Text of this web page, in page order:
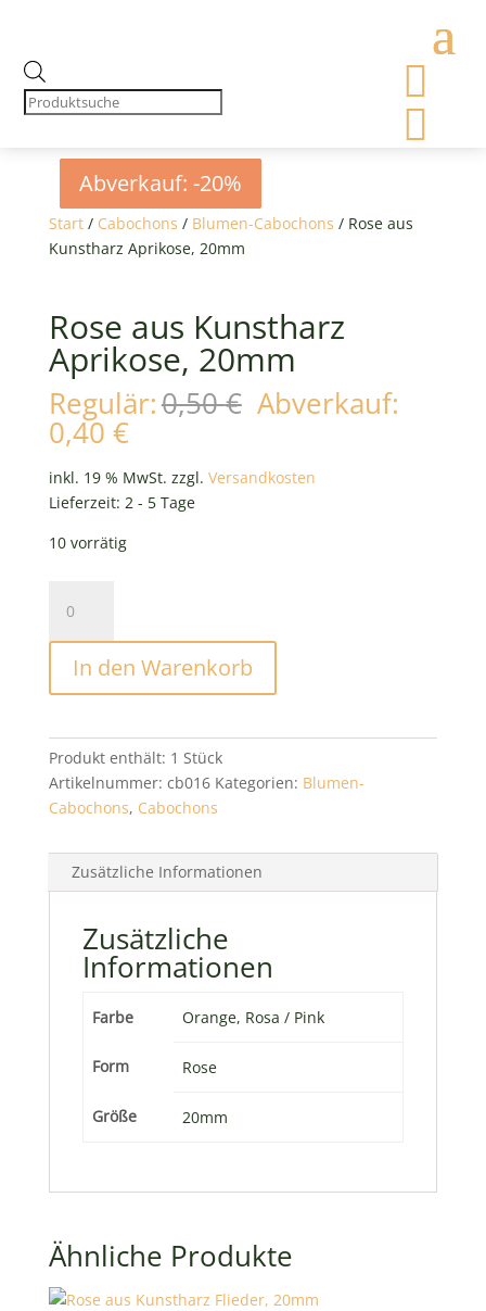
search


Start/ Cabochons / Blumen-Cabochons / Rose aus
Kunstharz Aprikose, 20mm
Abverkauf: -20%
Rose aus Kunstharz
Aprikose, 20mm
Regulär:0,50€ Ursprünglicher
Preis
0,50 €
Abverkauf:
0,40 €Aktueller
Preis
ist:
0,40 €.
inkl. 19 % MwSt. zzgl. Versandkosten
Lieferzeit: 2 - 5 Tage
10 vorrätig
aus
Kunstharz
Aprikose,
20mm
In den Warenkorb
Produkt enthält: 1 Stück
Artikelnummer: cb016 Kategorien: Blumen-
Cabochons, Cabochons
Zusätzliche Informationen
Zusätzliche
Informationen
Farbe Orange, Rosa / Pink
Form Rose
Größe 20mm
Ähnliche Produkte
Abverkauf: -20%
Abverkauf: -20%
Abverkauf: -20%